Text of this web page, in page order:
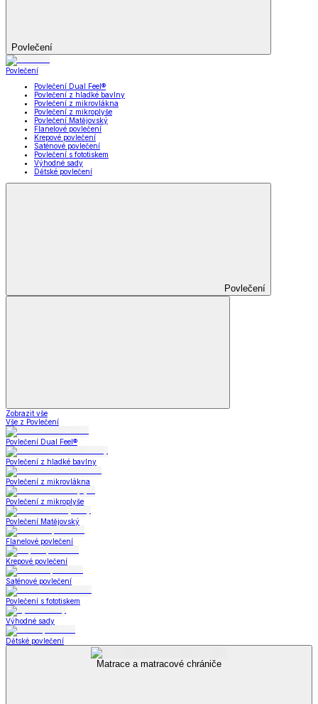
Povlečení
Povlečení
Povlečení Dual Feel®
Povlečení z hladké bavlny
Povlečení z mikrovlákna
Povlečení z mikroplyše
Povlečení Matějovský
Flanelové povlečení
Krepové povlečení
Saténové povlečení
Povlečení s fototiskem
Výhodné sady
Dětské povlečení
Povlečení
Zobrazit vše
Vše z Povlečení
Povlečení Dual Feel®
Povlečení z hladké bavlny
Povlečení z mikrovlákna
Povlečení z mikroplyše
Povlečení Matějovský
Flanelové povlečení
Krepové povlečení
Saténové povlečení
Povlečení s fototiskem
Výhodné sady
Dětské povlečení
Matrace a matracové chrániče